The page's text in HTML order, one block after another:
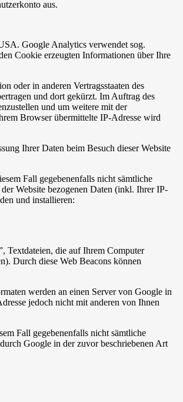
aus.
Google Analytics verwendet sog.
Cookie erzeugten Informationen über Ihre
oder in anderen Vertragsstaaten des
und dort gekürzt. Im Auftrag des
und um weitere mit der
Browser übermittelte IP-Adresse wird
Ihrer Daten beim Besuch dieser Website
Fall gegebenenfalls nicht sämtliche
Website bezogenen Daten (inkl. Ihrer IP-
und installieren:
Textdateien, die auf Ihrem Computer
Durch diese Web Beacons können
werden an einen Server von Google in
jedoch nicht mit anderen von Ihnen
Fall gegebenenfalls nicht sämtliche
Google in der zuvor beschriebenen Art